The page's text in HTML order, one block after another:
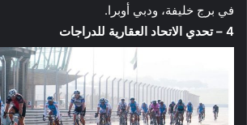
في برج خليفة، ودبي أوبرا.
4 – تحدي الاتحاد العقارية للدراجات